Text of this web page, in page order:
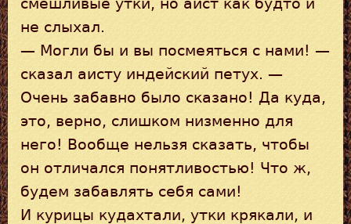
не слыхал.
— Могли бы и вы посмеяться с нами! —
сказал аисту индейский петух. —
Очень забавно было сказано! Да куда,
это, верно, слишком низменно для
него! Вообще нельзя сказать, чтобы
он отличался понятливостью! Что ж,
будем забавлять себя сами!
И курицы кудахтали, утки крякали, и